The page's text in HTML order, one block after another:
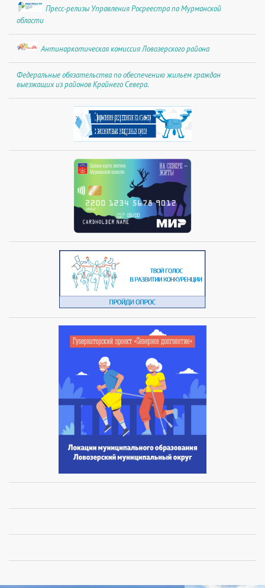
Пресс-релизы Управления Росреестра по Мурманской
области
Антинаркотическая комиссия Ловозерского района
Федеральные обязательства по обеспечению жильем граждан
выезжащих из районов Крайнего Севера.